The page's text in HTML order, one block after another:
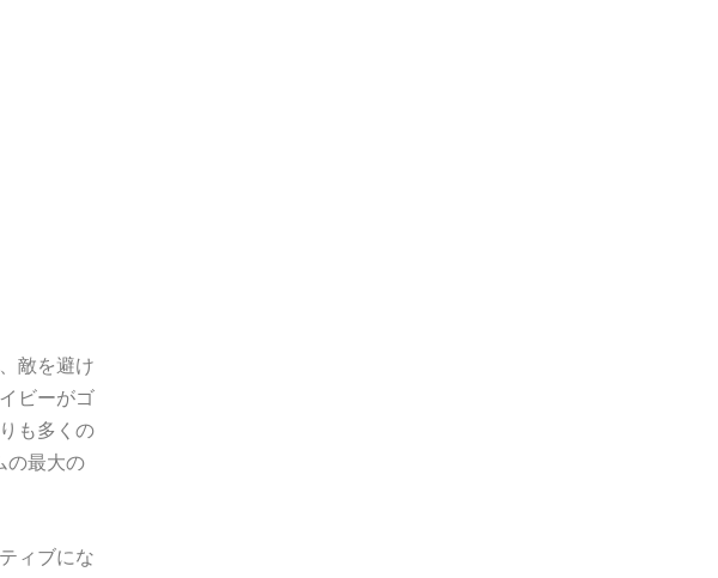
敵を避け
ビーがゴ
も多くの
の最大の
ィブにな